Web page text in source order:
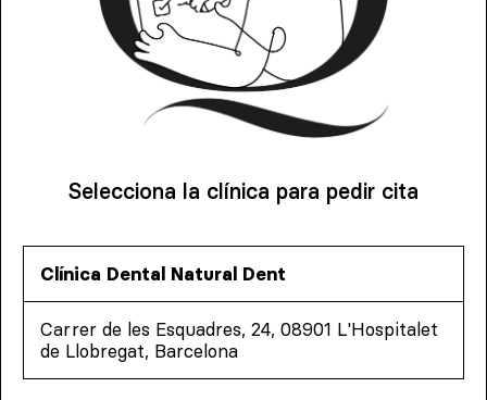
Selecciona la clínica para pedir cita
Clínica Dental Natural Dent
Carrer de les Esquadres, 24, 08901 L'Hospitalet
de Llobregat, Barcelona